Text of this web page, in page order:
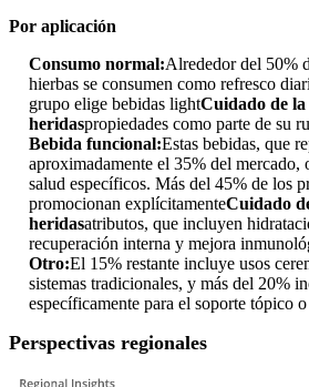
Por aplicación
Consumo normal:Alrededor del 50%
hierbas se consumen como refresco
grupo elige bebidas lightCuidado de
heridaspropiedades como parte de su
Bebida funcional:Estas bebidas, que
aproximadamente el 35% del mercado,
salud específicos. Más del 45% de los
promocionan explícitamenteCuidado
heridasatributos, que incluyen
recuperación interna y mejora
Otro:El 15% restante incluye usos
sistemas tradicionales, y más del 20%
específicamente para el soporte tópico
Perspectivas regionales